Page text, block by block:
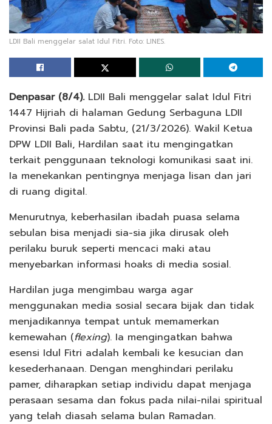
LDII Bali menggelar salat Idul Fitri. Foto: LINES.
Denpasar (8/4).LDII Bali menggelar salat Idul Fitri
1447 Hijriah di halaman Gedung Serbaguna LDII
Provinsi Bali pada Sabtu, (21/3/2026). Wakil Ketua
DPW LDII Bali, Hardilan saat itu mengingatkan
terkait penggunaan teknologi komunikasi saat ini.
Ia menekankan pentingnya menjaga lisan dan jari
di ruang digital.
Menurutnya, keberhasilan ibadah puasa selama
sebulan bisa menjadi sia-sia jika dirusak oleh
perilaku buruk seperti mencaci maki atau
menyebarkan informasi hoaks di media sosial.
Hardilan juga mengimbau warga agar
menggunakan media sosial secara bijak dan tidak
menjadikannya tempat untuk memamerkan
kemewahan (flexing). Ia mengingatkan bahwa
esensi Idul Fitri adalah kembali ke kesucian dan
kesederhanaan. Dengan menghindari perilaku
pamer, diharapkan setiap individu dapat menjaga
perasaan sesama dan fokus pada nilai-nilai spiritual
yang telah diasah selama bulan Ramadan.